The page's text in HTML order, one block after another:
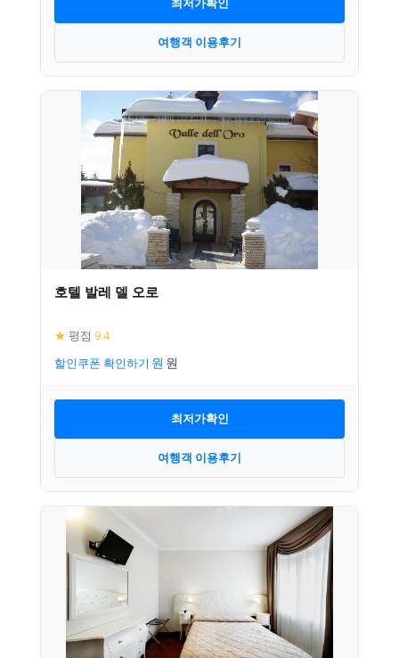
여행객 이용후기
호텔 발레 델 오로
★ 평점 9.4
할인쿠폰 확인하기
최저가확인
여행객 이용후기